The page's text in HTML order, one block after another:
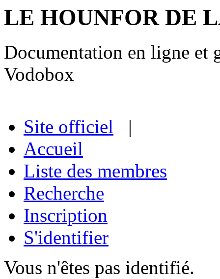
LE HOUNFOR DE
Documentation en ligne et
Vodobox
Site officiel |
Accueil
Liste des membres
Recherche
Inscription
S'identifier
Vous n'êtes pas identifié.